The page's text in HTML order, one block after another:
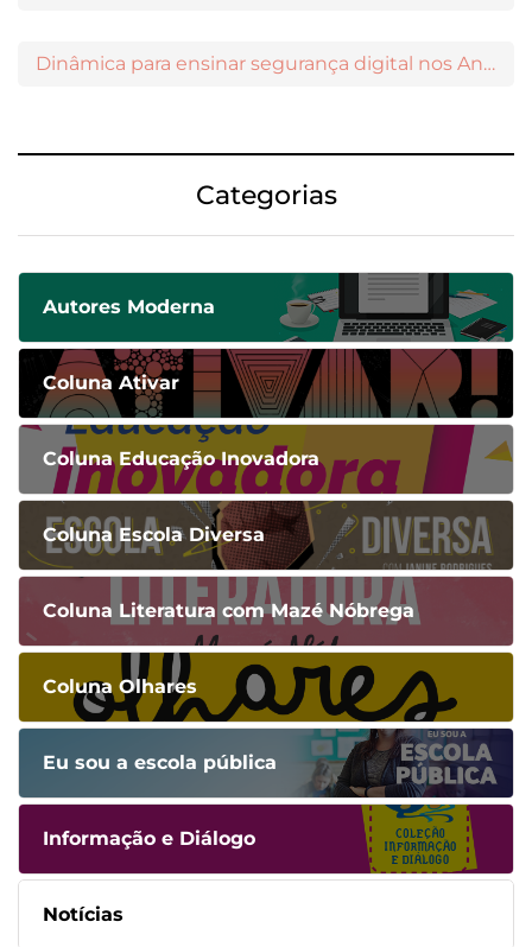
Dinâmica para ensinar segurança digital nos Anos Iniciais
Categorias
Autores Moderna
Coluna Ativar
Coluna Educação Inovadora
Coluna Escola Diversa
Coluna Literatura com Mazé Nóbrega
Coluna Olhares
Eu sou a escola pública
Informação e Diálogo
Notícias